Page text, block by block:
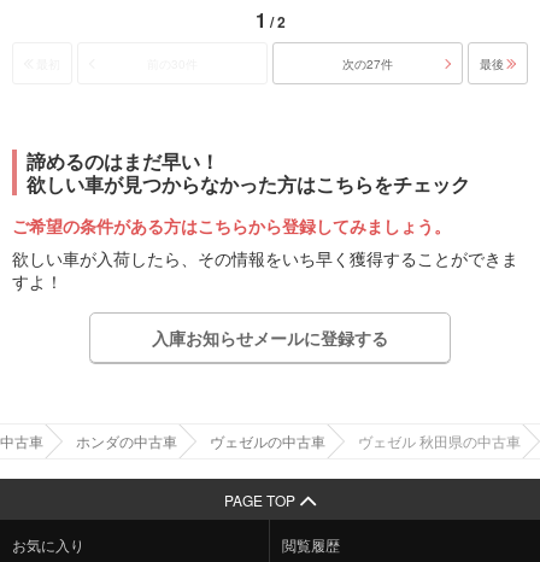
1 / 2
次の27件 最後
諦めるのはまだ早い！
欲しい車が見つからなかった方はこちらをチェック
ご希望の条件がある方はこちらから登録してみましょう。
欲しい車が入荷したら、その情報をいち早く獲得することができま
すよ！
入庫お知らせメールに登録する
中古車 ホンダの中古車 ヴェゼルの中古車 ヴェゼル 秋田県の中古車
PAGE TOP
お気に入り 閲覧履歴